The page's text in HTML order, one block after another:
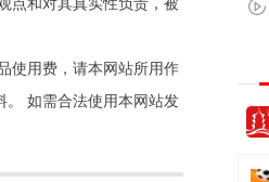
点和对其真实性负责，被
使用费，请本网站所用作
。 如需合法使用本网站发